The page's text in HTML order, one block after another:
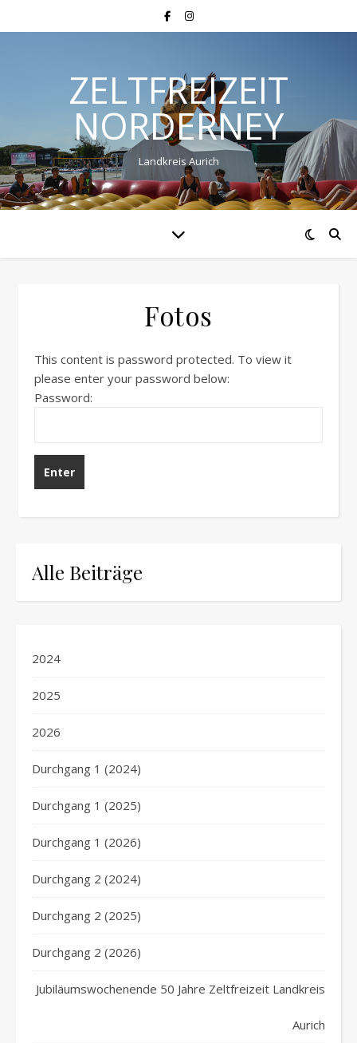
ZELTFREIZEIT
NORDERNEY
Landkreis Aurich
Fotos
This content is password protected. To view it
please enter your password below:
Password:
Alle Beiträge
2024
2025
2026
Durchgang 1 (2024)
Durchgang 1 (2025)
Durchgang 1 (2026)
Durchgang 2 (2024)
Durchgang 2 (2025)
Durchgang 2 (2026)
Jubiläumswochenende 50 Jahre Zeltfreizeit Landkreis
Aurich